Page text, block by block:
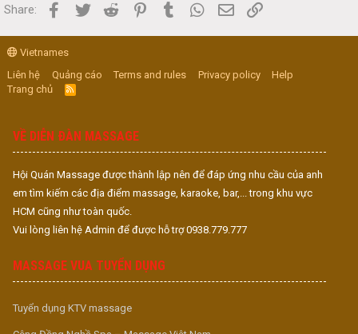
Share: Facebook
Twitter Reddit PinterestTumblr WhatsApp
Email
Vietnames
Liên hệ
Quảng cáo Terms and rules Privacy policy
Help
Trang chủ
R
S
VỀ DIỄN ĐÀN MASSAGE
Hội Quán Massage được thành lập nên để đáp ứng nhu cầu của anh
em tìm kiếm các địa điểm massage, karaoke, bar,... trong khu vực
HCM cũng như toàn quốc.
Vui lòng liên hệ Admin để được hỗ trợ 0938.779.777
MASSAGE VUA TUYỂN DỤNG
Tuyển dụng KTV massage